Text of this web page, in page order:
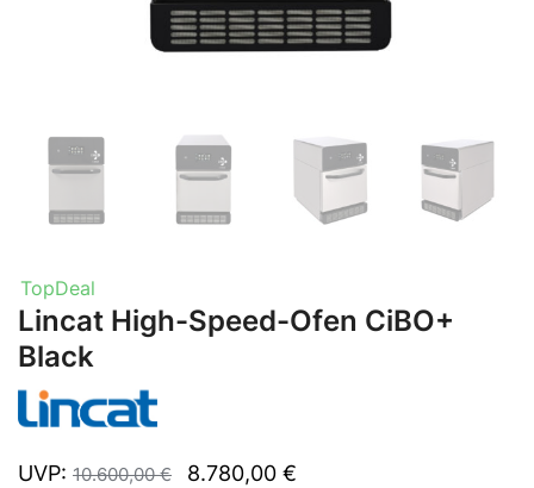
TopDeal
Lincat High-Speed-Ofen CiBO+
Black
UVP: 10.600,00€ 8.780,00 €